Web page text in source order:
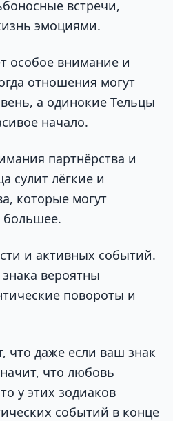
встречи,
эмоциями.
особое внимание и
отношения могут
а одинокие Тельцы
начало.
партнёрства и
сулит лёгкие и
которые могут
большее.
и активных событий.
вероятны
повороты и
что даже если ваш знак
что любовь
у этих зодиаков
событий в конце